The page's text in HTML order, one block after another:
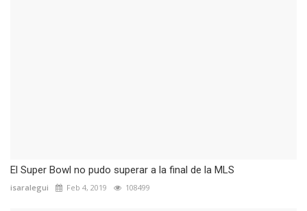
El Super Bowl no pudo superar a la final de la MLS
isaralegui Feb 4, 2019 108499